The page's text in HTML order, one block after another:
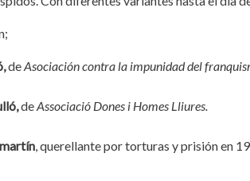
deAsociación contra la impunidad del
deAssociació Dones i Homes Lliures.
, querellante por torturas y prisión en